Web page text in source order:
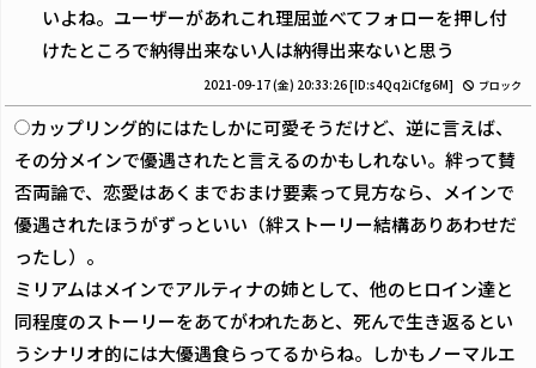
いよね。ユーザーがあれこれ理屈並べてフォローを押し付
けたところで納得出来ない人は納得出来ないと思う
2021-09-17 (金) 20:33:26[ID:s4Qq2iCfg6M] ブロック
カップリング的にはたしかに可愛そうだけど、逆に言えば、
その分メインで優遇されたと言えるのかもしれない。絆って賛
否両論で、恋愛はあくまでおまけ要素って見方なら、メインで
優遇されたほうがずっといい（絆ストーリー結構ありあわせだ
ったし）。
ミリアムはメインでアルティナの姉として、他のヒロイン達と
同程度のストーリーをあてがわれたあと、死んで生き返るとい
うシナリオ的には大優遇食らってるからね。しかもノーマルエ